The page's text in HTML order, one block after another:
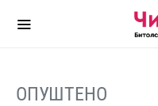
ОПУШТЕНО